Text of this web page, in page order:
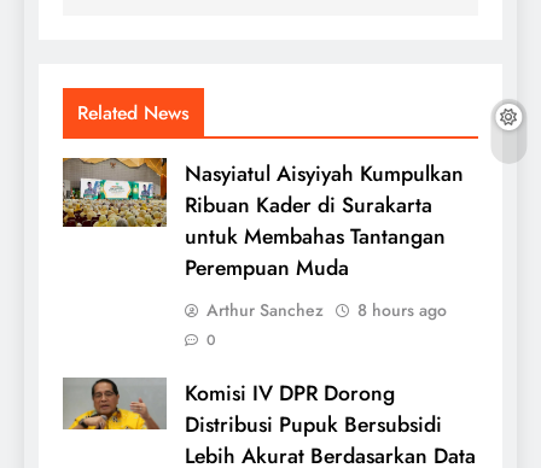
Related News
Nasyiatul Aisyiyah Kumpulkan
Ribuan Kader di Surakarta
untuk Membahas Tantangan
Perempuan Muda
Arthur Sanchez 8 hours ago
0
Komisi IV DPR Dorong
Distribusi Pupuk Bersubsidi
Lebih Akurat Berdasarkan Data